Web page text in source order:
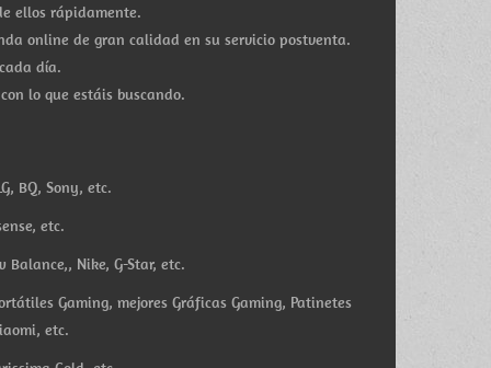
ellos rápidamente.
online de gran calidad en su servicio postventa.
día.
lo que estáis buscando.
BQ, Sony, etc.
etc.
Nike, G-Star, etc.
Gaming, mejores Gráficas Gaming, Patinetes
etc.